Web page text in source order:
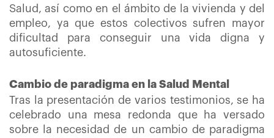
Salud, así como en el ámbito de la vivienda y del
empleo, ya que estos colectivos sufren mayor
dificultad para conseguir una vida digna y
autosuficiente.
Cambio de paradigma en la Salud Mental
Tras la presentación de varios testimonios, se ha
celebrado una mesa redonda que ha versado
sobre la necesidad de un cambio de paradigma